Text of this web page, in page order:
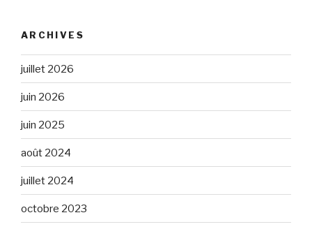
ARCHIVES
juillet 2026
juin 2026
juin 2025
août 2024
juillet 2024
octobre 2023